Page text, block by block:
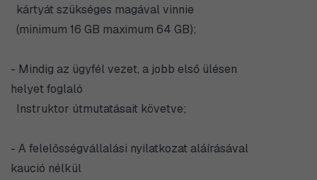
kártyát szükséges magával vinnie
(minimum 16 GB maximum 64 GB);
- Mindig az ügyfél vezet, a jobb első ülésen
helyet foglaló
Instruktor útmutatásait követve;
- A felelősségvállalási nyilatkozat aláírásával
kaució nélkül